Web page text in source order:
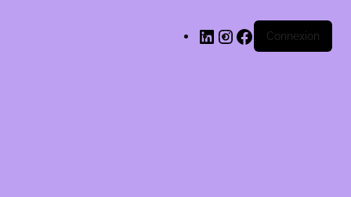
LinkedInInstagram
Facebook
Connexion